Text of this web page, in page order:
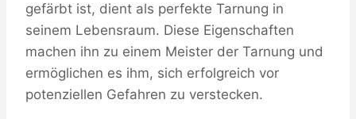
gefärbt ist, dient als perfekte Tarnung in
seinem Lebensraum. Diese Eigenschaften
machen ihn zu einem Meister der Tarnung und
ermöglichen es ihm, sich erfolgreich vor
potenziellen Gefahren zu verstecken.